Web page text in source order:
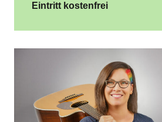
Eintritt kostenfrei